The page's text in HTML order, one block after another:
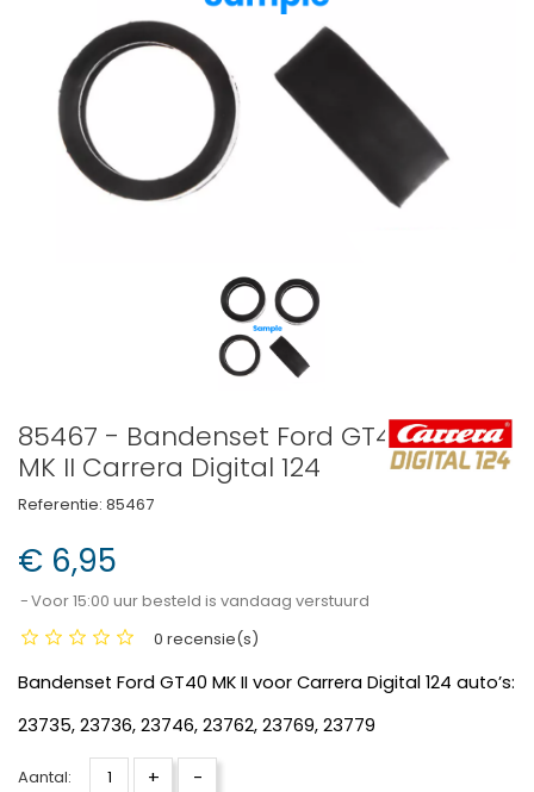
85467 - Bandenset Ford GT40
MK II Carrera Digital 124
Referentie: 85467
€ 6,95
Voor 15:00 uur besteld is vandaag verstuurd
0 recensie(s)
Bandenset Ford GT40 MK II voor Carrera Digital 124 auto’s:
23735, 23736, 23746, 23762, 23769, 23779
Aantal: + -